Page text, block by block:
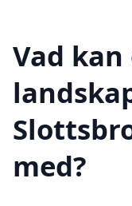
Vad kan
med?